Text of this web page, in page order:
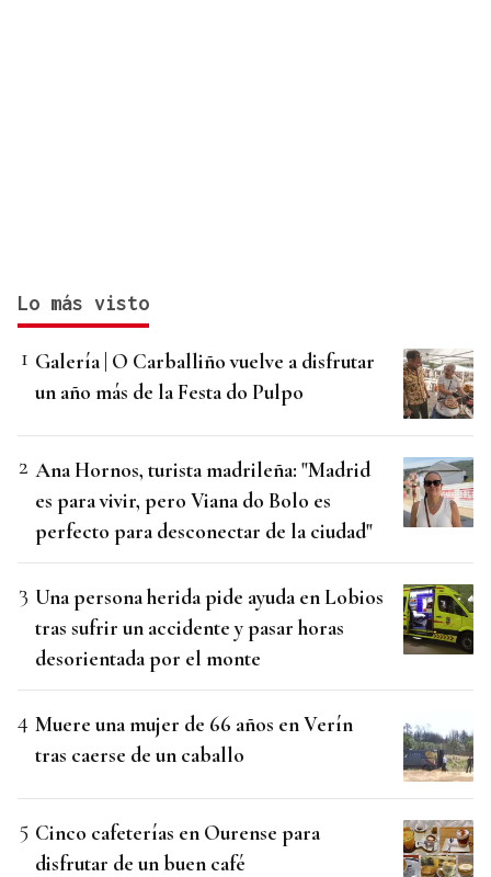
Lo más visto
Galería | O Carballiño vuelve a disfrutar
un año más de la Festa do Pulpo
Ana Hornos, turista madrileña: "Madrid
es para vivir, pero Viana do Bolo es
perfecto para desconectar de la ciudad"
Una persona herida pide ayuda en Lobios
tras sufrir un accidente y pasar horas
desorientada por el monte
Muere una mujer de 66 años en Verín
tras caerse de un caballo
Cinco cafeterías en Ourense para
disfrutar de un buen café